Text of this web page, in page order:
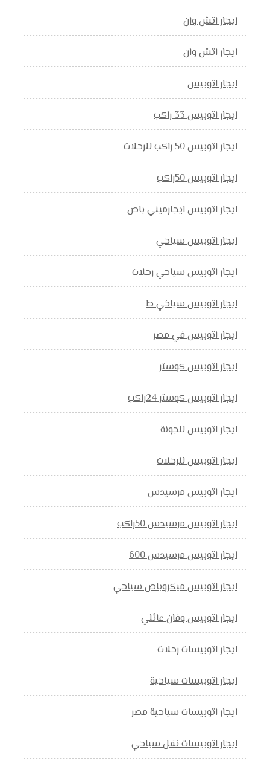
ايجار اتش وان
ايجار اتش وان
ايجار اتوبيس
ايجار اتوبيس 33 راكب
ايجار اتوبيس 50 راكب للرحلات
ايجار اتوبيس 50راكب
ايجار اتوبيس ايجارميني باص
ايجار اتوبيس سياحي
ايجار اتوبيس سياحي رحلات
ايجار اتوبيس سياخي ط
ايجار اتوبيس في مصر
ايجار اتوبيس كوستر
ايجار اتوبيس كوستر 24راكب
ايجار اتوبيس للجونة
ايجار اتوبيس للرحلات
ايجار اتوبيس مرسيدس
ايجار اتوبيس مرسيدس 50راكب
ايجار اتوبيس مرسيدس 600
ايجار اتوبيس ميكروباص سياحي
ايجار اتوبيس وفان عائلي
ايجار اتوبيسات رحلات
ايجار اتوبيسات سياحية
ايجار اتوبيسات سياحية مصر
ايجار اتوبيسات نقل سياحي